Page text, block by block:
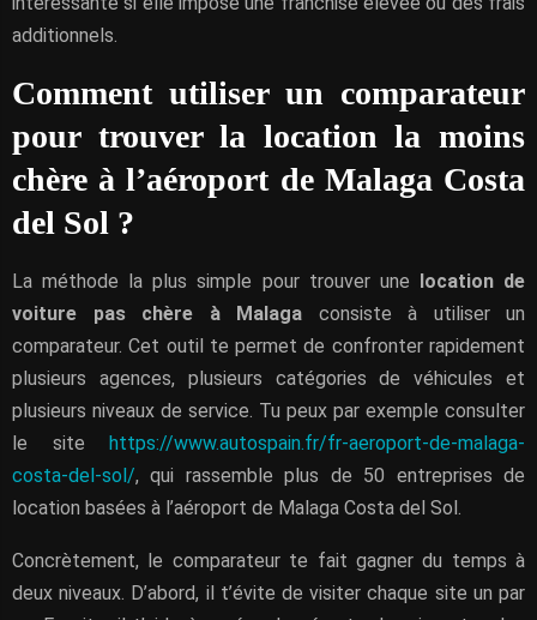
additionnels.
Comment utiliser un comparateur
pour trouver la location la moins
chère à l’aéroport de Malaga Costa
del Sol ?
La méthode la plus simple pour trouver une location de
voiture pas chère à Malaga consiste à utiliser un
comparateur. Cet outil te permet de confronter rapidement
plusieurs agences, plusieurs catégories de véhicules et
plusieurs niveaux de service. Tu peux par exemple consulter
le site https://www.autospain.fr/fr-aeroport-de-malaga-
costa-del-sol/, qui rassemble plus de 50 entreprises de
location basées à l’aéroport de Malaga Costa del Sol.
Concrètement, le comparateur te fait gagner du temps à
deux niveaux. D’abord, il t’évite de visiter chaque site un par